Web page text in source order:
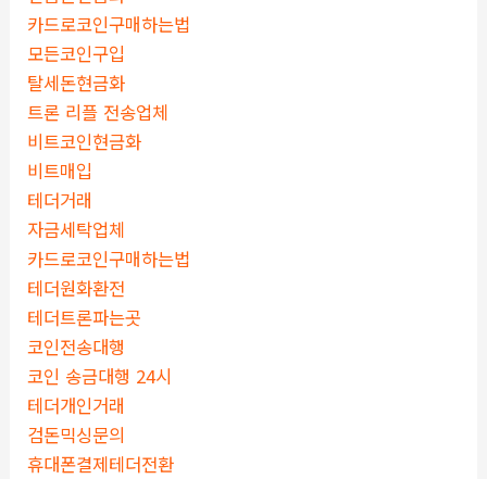
카드로코인구매하는법
모든코인구입
탈세돈현금화
트론 리플 전송업체
비트코인현금화
비트매입
테더거래
자금세탁업체
카드로코인구매하는법
테더원화환전
테더트론파는곳
코인전송대행
코인 송금대행 24시
테더개인거래
검돈믹싱문의
휴대폰결제테더전환